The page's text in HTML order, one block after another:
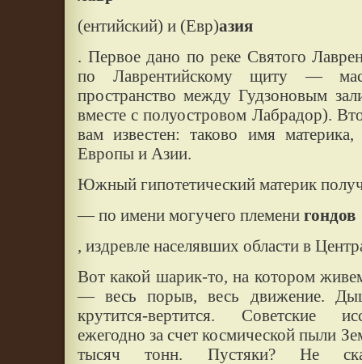
(ентийский) и (Евр)азия
. Первое дано по реке Святого
по Лаврентийскому щиту —
пространство между Гудзоновым
вместе с полуостровом Лабрадор).
вам известен: таково имя
Европы и Азии.
Южный гипотетический материк
— по имени могучего племени гондов
, издревле населявших области в
Вот какой шарик-то, на котором
— весь порыв, весь движение.
крутится-вертится. Советские
ежегодно за счет космической пыли
тысяч тонн. Пустяки? Не